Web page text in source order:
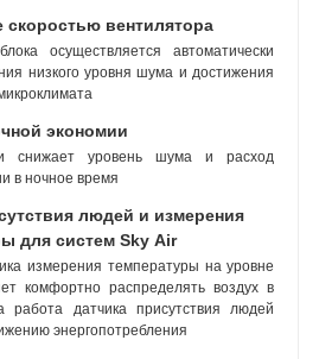
скоростью вентилятора
осуществляется автоматически
низкого уровня шума и достижения
экономии
снижает уровень шума и расход
в ночное время
людей и измерения
для систем Sky Air
измерения температуры на уровне
комфортно распределять воздух в
работа датчика присутствия людей
энергопотребления